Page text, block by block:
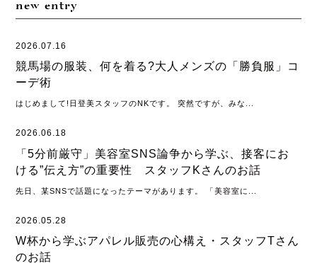
2026.07.16
競馬場の服装、何を着る?大人メンズの「勝負服」コ
ーデ術
はじめまして!日登美スタッフのNKです。 突然ですが、みな...
2026.06.18
「5分前厳守」美容室SNS論争から学ぶ、接客にお
ける”伝え方”の重要性 スタッフKさんのお話
先日、某SNSで話題になったテーマがあります。 「美容室に...
2026.05.28
W杯から学ぶアパレル販売の心構え・スタッフTさん
のお話